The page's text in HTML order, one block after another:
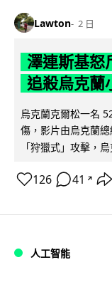
Lawton 2 日
澤連斯基怒
追殺烏克蘭
烏克蘭克爾松一名
傷，影片由烏克蘭
「狩獵式」攻擊，
126 41 ↗
人工智能